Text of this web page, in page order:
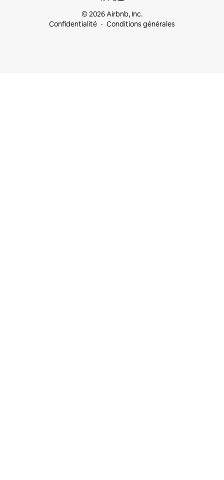
© 2026 Airbnb, Inc.
Confidentialité
Conditions générales